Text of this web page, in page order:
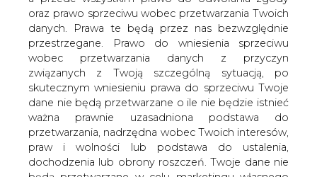
Twoich danych lub masz inne zastrzeżenia w tym
zakresie, koniecznie zgłoś sprzeciw lub prześlij nam
swoje zastrzeżenia na adres Inspektora Ochrony
Danych Osobowych pod adres
iod@are.waw.pl
Wycofanie zgody nie wpływa na zgodność z
prawem przetwarzania dokonanego przed jej
wycofaniem.
W dowolnym czasie możesz określić warunki
przechowywania i dostępu do plików cookies w
ustawieniach przeglądarki internetowej.
Według ministra proces notyfikacji ustawy o rynku mocy
był jak dotychczas najtrudniejszym notyfikacyjnym
zarówno w wymiarze merytorycznym, jak i
organizacyjnym. "Pokazaliśmy, że jest to mechanizm,
który spełnia bardzo surowe kryteria w zakresie reguł
pomocy publicznej. Musieliśmy wykazać, że rynek mocy
będzie nie tylko realizował podstawowy cel w zakresie
zapewnienia bezpieczeństwa energetycznego kraju, ale
także pozwoli na skuteczne zarządzanie zmianą w
polskiej energetyce w kierunku nowoczesnych rozwiązań
technologicznych, takich jak DSR, magazyny energii, ale